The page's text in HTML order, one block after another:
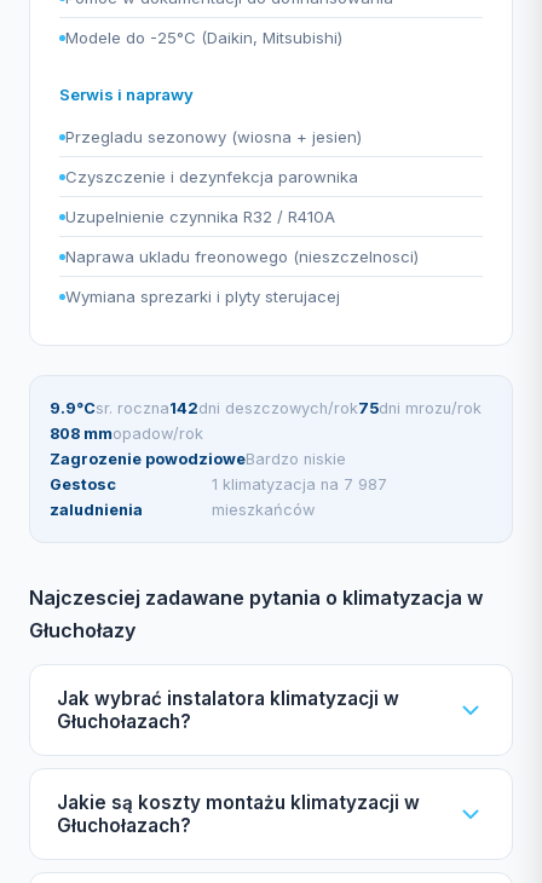
Modele do -25°C (Daikin, Mitsubishi)
Serwis i naprawy
Przegladu sezonowy (wiosna + jesien)
Czyszczenie i dezynfekcja parownika
Uzupelnienie czynnika R32 / R410A
Naprawa ukladu freonowego (nieszczelnosci)
Wymiana sprezarki i plyty sterujacej
9.9°Csr. roczna142dni deszczowych/rok75dni mrozu/rok
808 mmopadow/rok
Zagrozenie powodzioweBardzo niskie
Gestosc
zaludnienia
1 klimatyzacja na 7 987
mieszkańców
Najczesciej zadawane pytania o klimatyzacja w
Głuchołazy
Jak wybrać instalatora klimatyzacji w
Głuchołazach?
Wybierając instalatora klimatyzacji w Głuchołazach,
zwróć uwagę na certyfikat F-gazowy UDT,
Jakie są koszty montażu klimatyzacji w
Głuchołazach?